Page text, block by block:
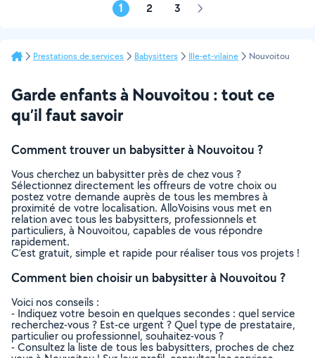
1 2 3 Page
Prestations de services Babysitters Ille-et-vilaine Nouvoitou
Garde enfants à Nouvoitou : tout ce
qu’il faut savoir
Comment trouver un babysitter à Nouvoitou ?
Vous cherchez un babysitter près de chez vous ?
Sélectionnez directement les offreurs de votre choix ou
postez votre demande auprès de tous les membres à
proximité de votre localisation. AlloVoisins vous met en
relation avec tous les babysitters, professionnels et
particuliers, à Nouvoitou, capables de vous répondre
rapidement.
C’est gratuit, simple et rapide pour réaliser tous vos projets !
Comment bien choisir un babysitter à Nouvoitou ?
Voici nos conseils :
- Indiquez votre besoin en quelques secondes : quel service
recherchez-vous ? Est-ce urgent ? Quel type de prestataire,
particulier ou professionnel, souhaitez-vous ?
- Consultez la liste de tous les babysitters, proches de chez